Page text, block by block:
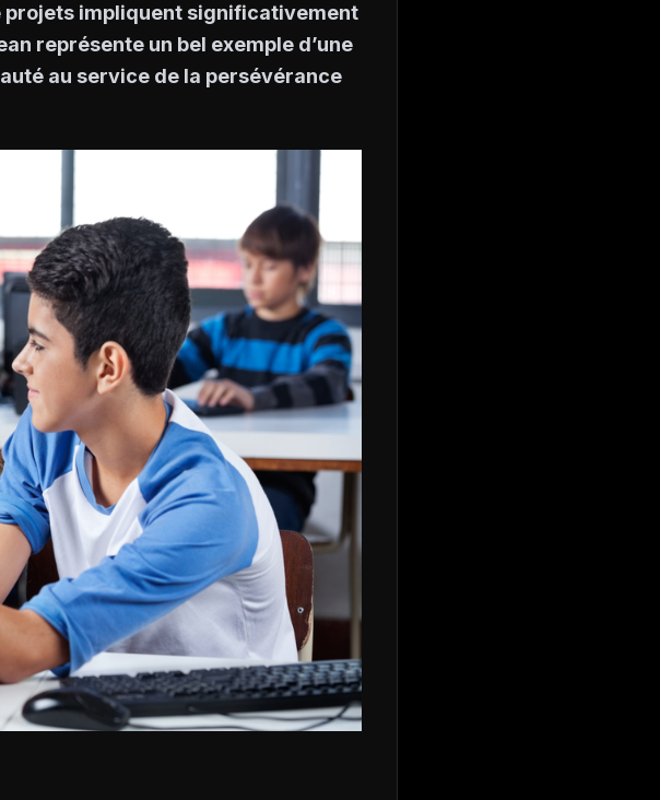
projets impliquent significativement
représente un bel exemple d’une
au service de la persévérance